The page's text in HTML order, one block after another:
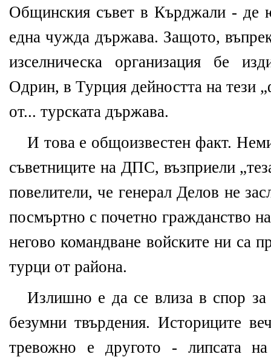
Общинския съвет в Кърджали - де
една чужда държава. Защото,
изселническа организация бе
Одрин, в Турция дейността на тези
от... турската държава.
И това е общоизвестен факт.
съветниците на ДПС, възприели
повелители, че генерал Делов не
посмъртно с почетно гражданство
негово командване войските ни са
турци от района.
Излишно е да се влиза в спор за
безумни твърдения. Историците
тревожно е другото - липсата